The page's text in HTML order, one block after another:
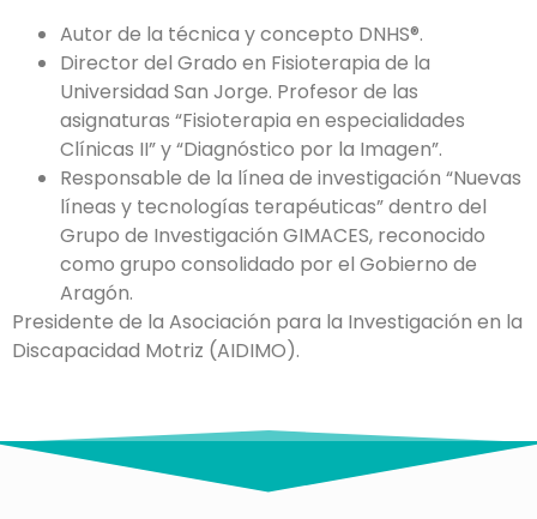
Autor de la técnica y concepto DNHS®.
Director del Grado en Fisioterapia de la
Universidad San Jorge. Profesor de las
asignaturas “Fisioterapia en especialidades
Clínicas II” y “Diagnóstico por la Imagen”.
Responsable de la línea de investigación “Nuevas
líneas y tecnologías terapéuticas” dentro del
Grupo de Investigación GIMACES, reconocido
como grupo consolidado por el Gobierno de
Aragón.
Presidente de la Asociación para la Investigación en la
Discapacidad Motriz (AIDIMO).